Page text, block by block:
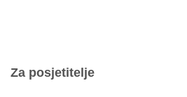
Za posjetitelje